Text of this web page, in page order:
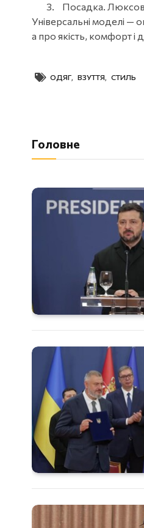
Посадка.
Універсальні моделі —
а про якість, комфорт і
ОДЯГ, ВЗУТТЯ, СТИЛЬ
Головне